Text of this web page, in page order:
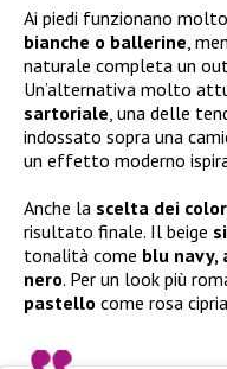
Ai piedi funzionano
bianche o ballerine ,
naturale completa un
Un’alternativa molto
sartoriale , una delle
indossato sopra una
un effetto moderno
Anche la scelta dei
risultato finale. Il beige
tonalità come blu navy,
nero. Per un look più
pastello come rosa